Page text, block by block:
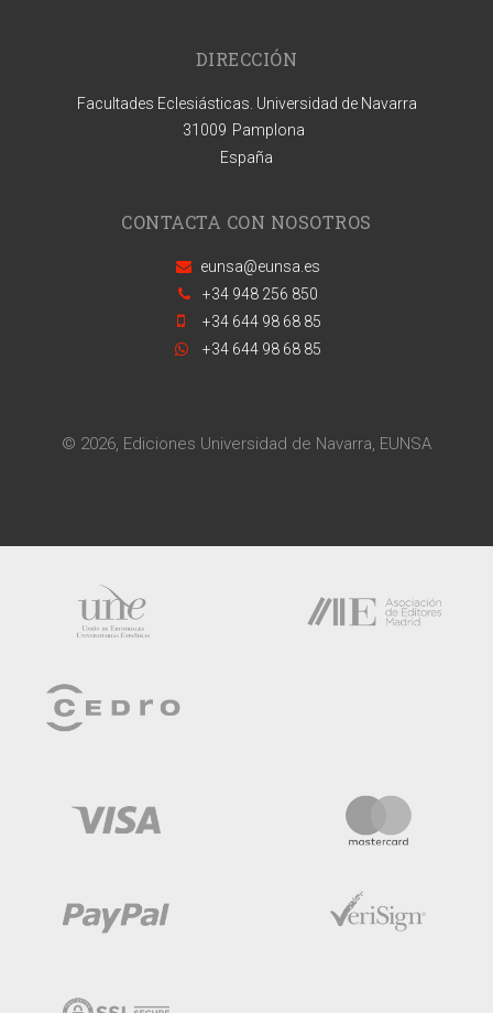
DIRECCIÓN
Facultades Eclesiásticas. Universidad de Navarra
31009 Pamplona
España
CONTACTA CON NOSOTROS
eunsa@eunsa.es
+34 948 256 850
+34 644 98 68 85
+34 644 98 68 85
© 2026, Ediciones Universidad de Navarra, EUNSA